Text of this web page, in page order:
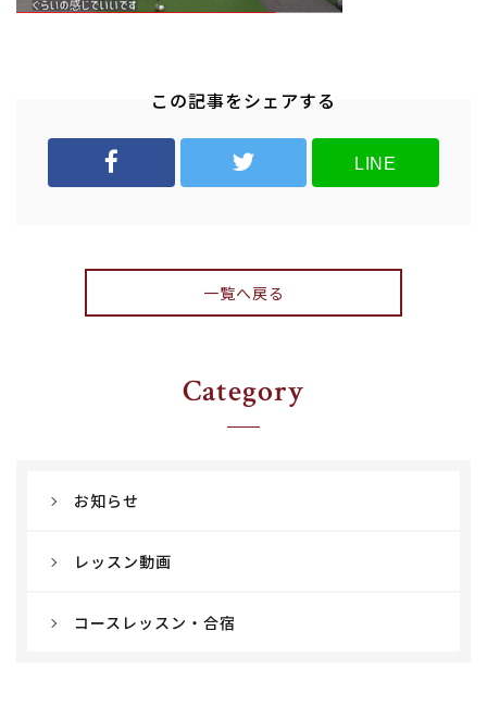
この記事をシェアする
LINE
一覧へ戻る
Category
お知らせ
レッスン動画
コースレッスン・合宿